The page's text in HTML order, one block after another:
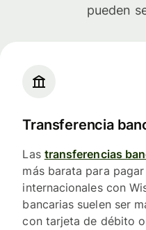
pueden
Transferencia
Las transferencias
más barata para
internacionales con
bancarias suelen ser
con tarjeta de débito